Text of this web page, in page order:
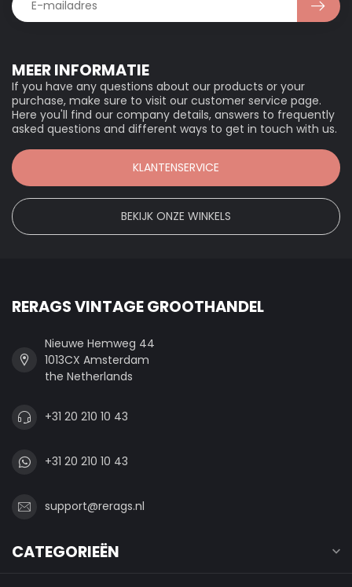
MEER INFORMATIE
If you have any questions about our products or your
purchase, make sure to visit our customer service page.
Here you'll find our company details, answers to frequently
asked questions and different ways to get in touch with us.
KLANTENSERVICE
BEKIJK ONZE WINKELS
RERAGS VINTAGE GROOTHANDEL
Nieuwe Hemweg 44
1013CX Amsterdam
the Netherlands
+31 20 210 10 43
+31 20 210 10 43
support@rerags.nl
CATEGORIEËN